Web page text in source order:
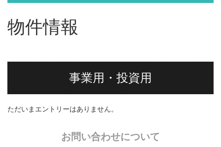
物件情報
事業用・投資用
ただいまエントリーはありません。
お問い合わせについて